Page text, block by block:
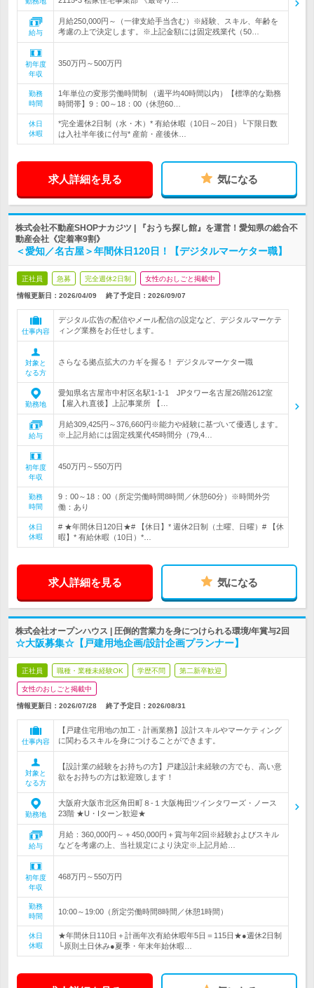
給与
月給250,000円～（一律支給手当含む）※経験、スキル、年齢を
考慮の上で決定します。※上記金額には固定残業代（50…
初年度
年収
350万円～500万円
勤務
時間
1年単位の変形労働時間制 （週平均40時間以内）【標準的な勤務
時間帯】9：00～18：00（休憩60…
休日
休暇
*完全週休2日制（水・木）* 有給休暇（10日～20日）└下限日数
は入社半年後に付与* 産前・産後休…
求人詳細を見る 気になる
株式会社不動産SHOPナカジツ | 『おうち探し館』を運営！愛知県の総合不
動産会社《定着率9割》
＜愛知／名古屋＞年間休日120日！【デジタルマーケター職】
正社員 急募 完全週休2日制 女性のおしごと掲載中
情報更新日：2026/04/09 終了予定日： 2026/09/07
仕事内容
デジタル広告の配信やメール配信の設定など、デジタルマーケテ
ィング業務をお任せします。
対象と
なる方
さらなる拠点拡大のカギを握る！ デジタルマーケター職
勤務地
愛知県名古屋市中村区名駅1-1-1 JPタワー名古屋26階2612室
【雇入れ直後】上記事業所 【…
給与
月給309,425円～376,660円※能力や経験に基づいて優遇します。
※上記月給には固定残業代45時間分（79,4…
初年度
年収
450万円～550万円
勤務
時間
9：00～18：00（所定労働時間8時間／休憩60分）※時間外労
働：あり
休日
休暇
# ★年間休日120日★# 【休日】* 週休2日制（土曜、日曜）# 【休
暇】* 有給休暇（10日）*…
求人詳細を見る 気になる
株式会社オープンハウス | 圧倒的営業力を身につけられる環境/年賞与2回
☆大阪募集☆【戸建用地企画/設計企画プランナー】
正社員 職種・業種未経験OK 学歴不問 第二新卒歓迎
女性のおしごと掲載中
情報更新日：2026/07/28 終了予定日： 2026/08/31
仕事内容
【戸建住宅用地の加工・計画業務】設計スキルやマーケティング
に関わるスキルを身につけることができます。
対象と
なる方
【設計業の経験をお持ちの方】戸建設計未経験の方でも、高い意
欲をお持ちの方は歓迎致します！
勤務地
大阪府大阪市北区角田町８-１大阪梅田ツインタワーズ・ノース
23階 ★U・Iターン歓迎★
給与
月給：360,000円～＋450,000円＋賞与年2回※経験およびスキル
などを考慮の上、当社規定により決定※上記月給…
初年度
年収
468万円～550万円
勤務
時間
10:00～19:00（所定労働時間8時間／休憩1時間）
休日
休暇
★年間休日110日＋計画年次有給休暇年5日＝115日★●週休2日制
└原則土日休み●夏季・年末年始休暇…